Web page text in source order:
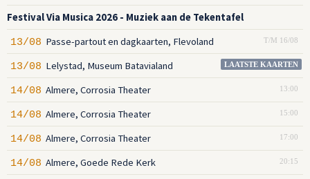
Festival Via Musica 2026 - Muziek aan de Tekentafel
T/M 16/08
13/08 Passe-partout en dagkaarten, Flevoland
LAATSTE KAARTEN
13/08 Lelystad, Museum Batavialand
13:00
14/08 Almere, Corrosia Theater
15:00
14/08 Almere, Corrosia Theater
17:00
14/08 Almere, Corrosia Theater
20:15
14/08 Almere, Goede Rede Kerk